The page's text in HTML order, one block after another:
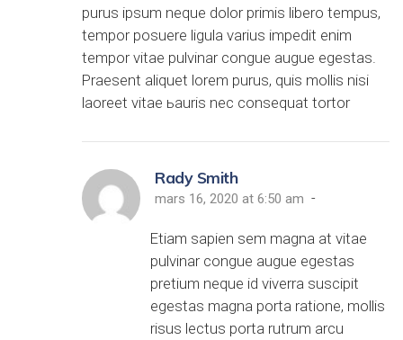
purus ipsum neque dolor primis libero tempus,
tempor posuere ligula varius impedit enim
tempor vitae pulvinar congue augue egestas.
Praesent aliquet lorem purus, quis mollis nisi
laoreet vitae ьauris nec consequat tortor
Rady Smith
mars 16, 2020 at 6:50 am -
Etiam sapien sem magna at vitae
pulvinar congue augue egestas
pretium neque id viverra suscipit
egestas magna porta ratione, mollis
risus lectus porta rutrum arcu